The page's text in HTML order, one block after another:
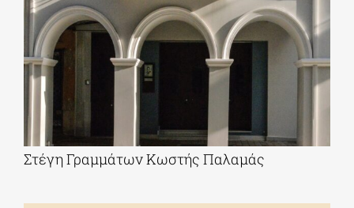
Στέγη Γραμμάτων Κωστής Παλαμάς